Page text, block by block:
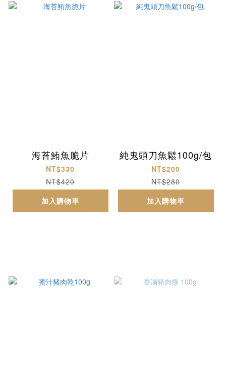
海苔鮪魚脆片
NT$330
NT$420
加入購物車
純鬼頭刀魚鬆100g/包
NT$200
NT$280
加入購物車